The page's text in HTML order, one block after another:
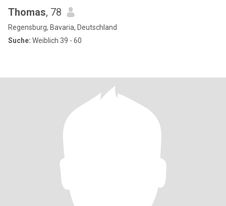
Thomas, 78
Regensburg, Bavaria, Deutschland
Suche: Weiblich 39 - 60